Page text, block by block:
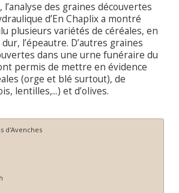
l’analyse des graines découvertes
d’En Chaplix a montré
plusieurs variétés de céréales, en
l’épeautre. D’autres graines
dans une urne funéraire du
permis de mettre en évidence
(orge et blé surtout), de
lentilles,...) et d’olives.
d'Avenches